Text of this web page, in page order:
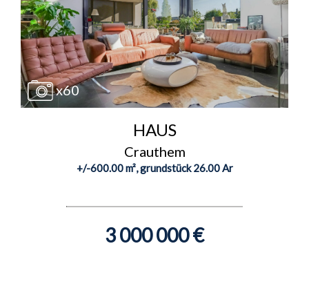
x60
HAUS
Crauthem
+/-600.00 m², grundstück 26.00 Ar
3 000 000 €